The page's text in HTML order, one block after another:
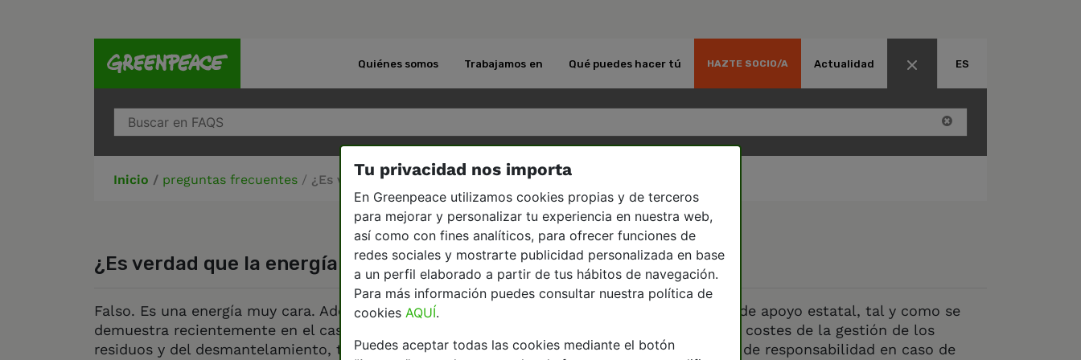
Quiénes somos Trabajamos en Qué puedes hacer tú HAZTE SOCIO/A Actualidad ES
Inicio / preguntas frecuentes / ¿Es verdad que la energía nuclear es barata?
¿Es verdad que la energía nuclear es barata?
Falso. Es una energía muy cara. Además de las elevadas inversiones iniciales que necesitan de apoyo estatal, tal y como se
demuestra recientemente en el caso del proyecto del Reino Unido, no se incluyen todos los costes de la gestión de los
residuos y del desmantelamiento, tampoco están incluidos todos los costes de los seguros de responsabilidad en caso de
Tu privacidad nos importa
En Greenpeace utilizamos cookies propias y de terceros
para mejorar y personalizar tu experiencia en nuestra web,
así como con fines analíticos, para ofrecer funciones de
redes sociales y mostrarte publicidad personalizada en base
a un perfil elaborado a partir de tus hábitos de navegación.
Para más información puedes consultar nuestra política de
cookies AQUÍ.
Puedes aceptar todas las cookies mediante el botón